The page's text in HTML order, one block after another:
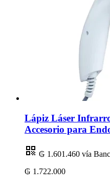
Lápiz Láser
Accesorio para
₲ 1.601.460 vía
₲ 1.722.000